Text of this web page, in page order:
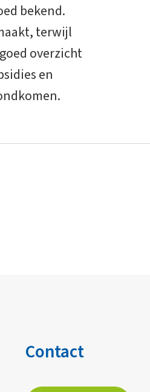
bekend.
terwijl
overzicht
en
Contact